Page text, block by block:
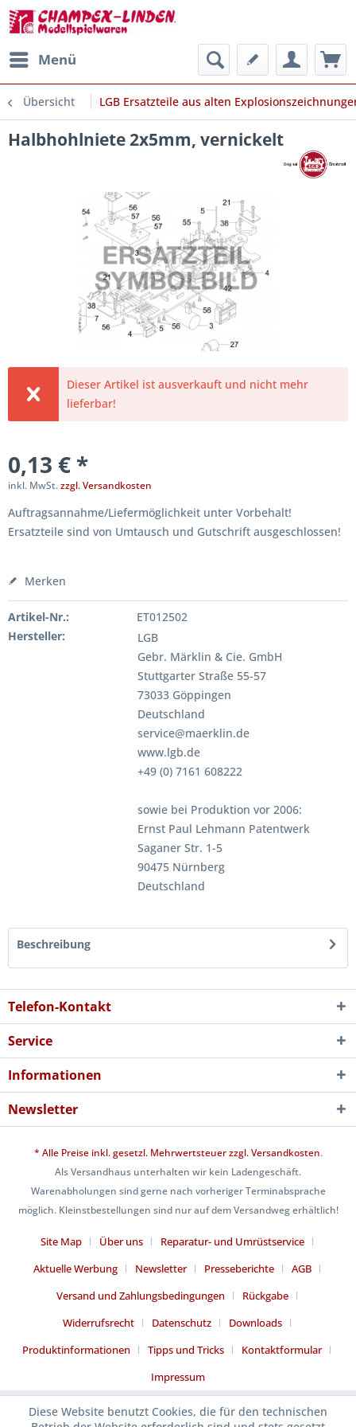
Menü
Übersicht LGB Ersatzteile aus alten
Halbhohlniete 2x5mm, vernickelt
Dieser Artikel ist ausverkauft und nicht mehr
lieferbar!
0,13 € *
inkl. MwSt.zzgl. Versandkosten
Auftragsannahme/Liefermöglichkeit unter Vorbehalt!
Ersatzteile sind von Umtausch und Gutschrift ausgeschlossen!
Merken
Artikel-Nr.:
ET012502
Hersteller:
LGB
Gebr. Märklin & Cie. GmbH
Stuttgarter Straße 55-57
73033 Göppingen
Deutschland
service@maerklin.de
www.lgb.de
+49 (0) 7161 608222
sowie bei Produktion vor 2006:
Ernst Paul Lehmann Patentwerk
Saganer Str. 1-5
90475 Nürnberg
Deutschland
Beschreibung
Telefon-Kontakt
Service
Informationen
Newsletter
* Alle Preise inkl. gesetzl. Mehrwertsteuer zzgl.Versandkosten.
Als Versandhaus unterhalten wir kein Ladengeschäft.
Warenabholungen sind gerne nach vorheriger Terminabsprache
möglich. Kleinstbestellungen sind nur auf dem Versandweg erhältlich!
Site Map Über uns
Reparatur- und Umrüstservice
Aktuelle Werbung
Newsletter Presseberichte
AGB
Versand und Zahlungsbedingungen
Rückgabe
Widerrufsrecht
Datenschutz
Downloads
Produktinformationen
Tipps und Tricks
Kontaktformular
Impressum
Diese Website benutzt Cookies, die für den technischen